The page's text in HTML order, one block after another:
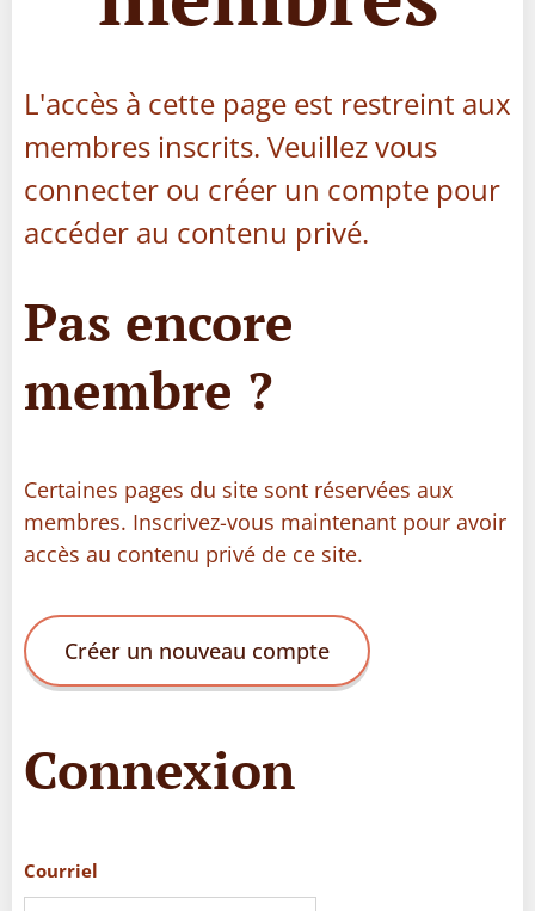
L'accès à cette page est restreint aux
membres inscrits. Veuillez vous
connecter ou créer un compte pour
accéder au contenu privé.
Pas encore
membre ?
Certaines pages du site sont réservées aux
membres. Inscrivez-vous maintenant pour avoir
accès au contenu privé de ce site.
Créer un nouveau compte
Connexion
Courriel